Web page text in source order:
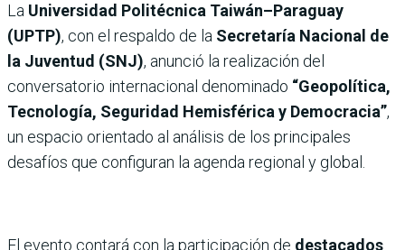
La Universidad Politécnica Taiwán–Paraguay
(UPTP), con el respaldo de la Secretaría Nacional de
la Juventud (SNJ), anunció la realización del
conversatorio internacional denominado “Geopolítica,
Tecnología, Seguridad Hemisférica y Democracia”,
un espacio orientado al análisis de los principales
desafíos que configuran la agenda regional y global.
El evento contará con la participación de destacados